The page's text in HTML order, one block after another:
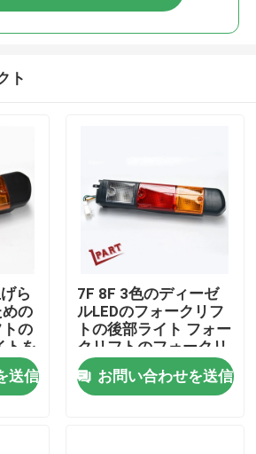
ト
ら
の
の
トを
送信
7F 8F 3色のディーゼ
ルLEDのフォークリフ
トの後部ライト フォー
クリフトのフォークリ
フトの警報灯
お問い合わせを送信